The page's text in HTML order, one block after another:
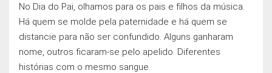
No Dia do Pai, olhamos para os pais e filhos da música.
Há quem se molde pela paternidade e há quem se
distancie para não ser confundido. Alguns ganharam
nome, outros ficaram-se pelo apelido. Diferentes
histórias com o mesmo sangue.